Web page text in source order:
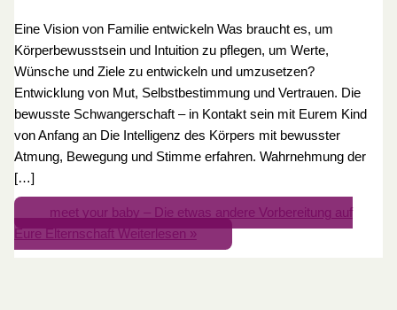
Eine Vision von Familie entwickeln Was braucht es, um
Körperbewusstsein und Intuition zu pflegen, um Werte,
Wünsche und Ziele zu entwickeln und umzusetzen?
Entwicklung von Mut, Selbstbestimmung und Vertrauen. Die
bewusste Schwangerschaft – in Kontakt sein mit Eurem Kind
von Anfang an Die Intelligenz des Körpers mit bewusster
Atmung, Bewegung und Stimme erfahren. Wahrnehmung der
[…]
meet your baby – Die etwas andere Vorbereitung auf
Eure ElternschaftWeiterlesen »